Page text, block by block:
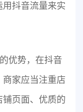
抖音流量来实
优势，在抖音
商家应当注重店
页面、优质的